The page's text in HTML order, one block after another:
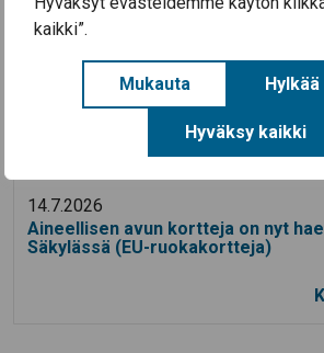
kaikki”.
Mukauta
Hyväksy kaikki
Ajankohtaista
Koulutyö alkaa Säkylän kouluissa
14.7.2026
Aineellisen avun kortteja on nyt
Säkylässä (EU-ruokakortteja)